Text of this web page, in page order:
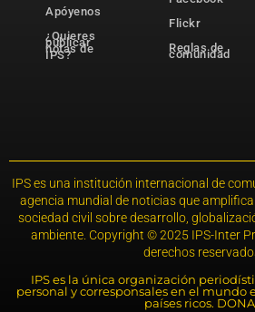
Apóyenos
¿Quieres
publicar
notas de
IPS?
Flickr
Reglas de
comunidad
IPS es una institución internacional de
agencia mundial de noticias que amplifica
sociedad civil sobre desarrollo,
ambiente. Copyright © 2025 IPS-Inter
derechos
IPS es la única organización
personal y corresponsales en el mundo
países ricos.